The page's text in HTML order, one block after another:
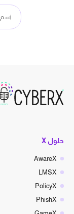
حلول X
AwareX
LMSX
PolicyX
PhishX